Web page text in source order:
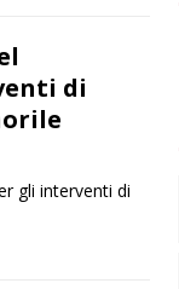
la telecamera e
di
gli interventi di